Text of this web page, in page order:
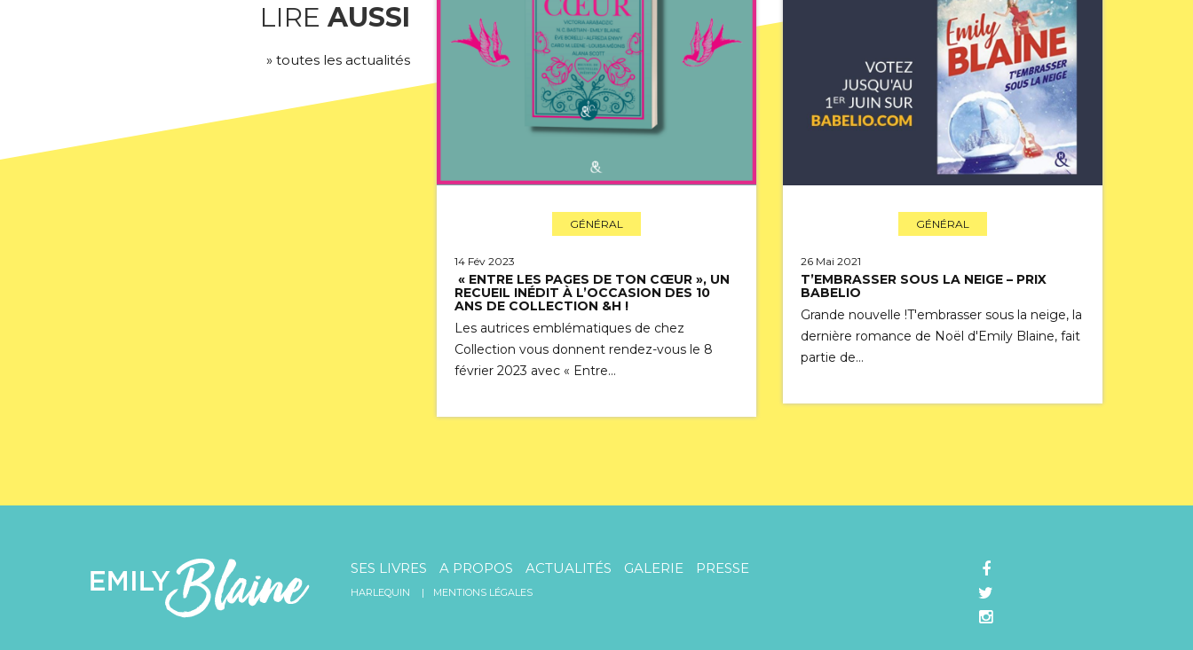
LIRE AUSSI
» toutes les actualités
GÉNÉRAL
14 Fév 2023
« ENTRE LES PAGES DE TON CŒUR », UN
RECUEIL INÉDIT À L’OCCASION DES 10
ANS DE COLLECTION &H !
Les autrices emblématiques de chez
Collection vous donnent rendez-vous le 8
février 2023 avec « Entre…
GÉNÉRAL
26 Mai 2021
T’EMBRASSER SOUS LA NEIGE – PRIX
BABELIO
Grande nouvelle !T'embrasser sous la neige, la
dernière romance de Noël d'Emily Blaine, fait
partie de…
SES LIVRES A PROPOS ACTUALITÉS GALERIE PRESSE
HARLEQUIN MENTIONS LÉGALES